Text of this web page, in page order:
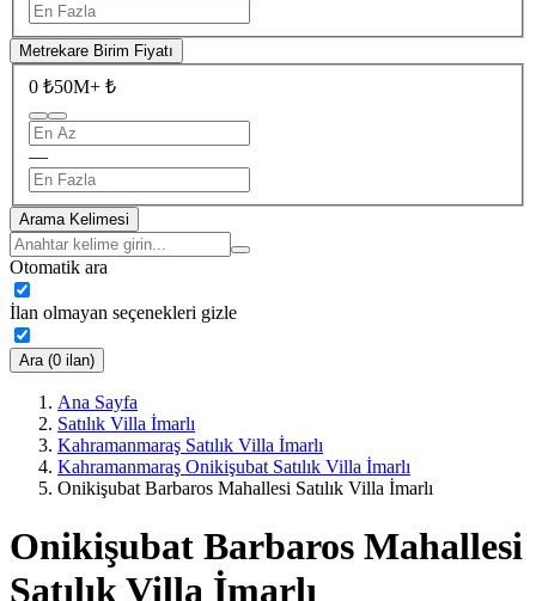
Metrekare Birim Fiyatı
0 ₺50M+ ₺
—
Arama Kelimesi
Otomatik ara
İlan olmayan seçenekleri gizle
Ara (0 ilan)
Ana Sayfa
Satılık Villa İmarlı
Kahramanmaraş Satılık Villa İmarlı
Kahramanmaraş Onikişubat Satılık Villa İmarlı
Onikişubat Barbaros Mahallesi Satılık Villa İmarlı
Onikişubat Barbaros Mahallesi
Satılık Villa İmarlı